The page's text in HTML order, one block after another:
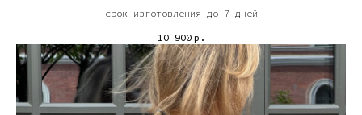
срок изготовления до 7 дней
10 900 р.